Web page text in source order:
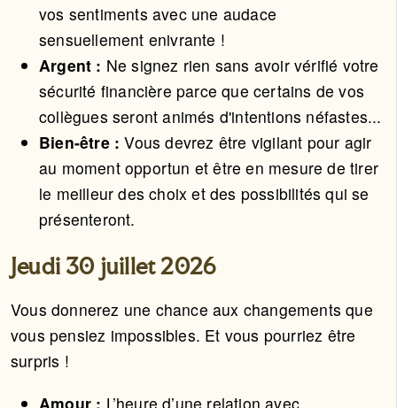
vos sentiments avec une audace
sensuellement enivrante !
Argent : Ne signez rien sans avoir vérifié votre
sécurité financière parce que certains de vos
collègues seront animés d'intentions néfastes...
Bien-être :Vous devrez être vigilant pour agir
au moment opportun et être en mesure de tirer
le meilleur des choix et des possibilités qui se
présenteront.
Jeudi 30 juillet 2026
Vous donnerez une chance aux changements que
vous pensiez impossibles. Et vous pourriez être
surpris !
Amour : L’heure d’une relation avec